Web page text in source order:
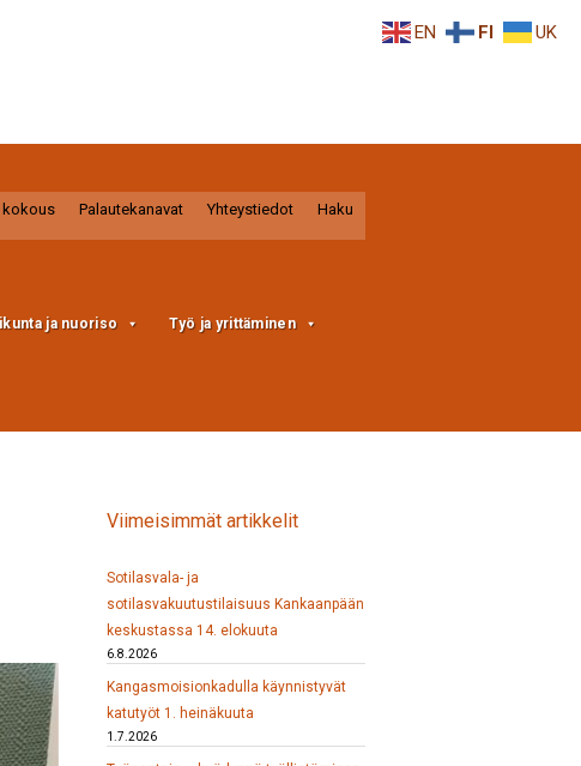
kokous Palautekanavat Yhteystiedot Haku
ja nuoriso Työ ja yrittäminen
Viimeisimmät artikkelit
Sotilasvala- ja
sotilasvakuutustilaisuus Kankaanpään
keskustassa 14. elokuuta
6.8.2026
Kangasmoisionkadulla käynnistyvät
katutyöt 1. heinäkuuta
1.7.2026
EN FI UK